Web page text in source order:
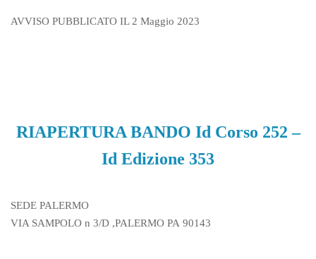
AVVISO PUBBLICATO IL 2 Maggio 2023
RIAPERTURA BANDO Id Corso 252 –
Id Edizione 353
SEDE PALERMO
VIA SAMPOLO n 3/D ,PALERMO PA 90143